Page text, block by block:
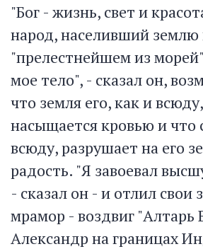
"Бог - жизнь, свет и
народ, населивший землю
"прелестнейшем из
мое тело", - сказал он,
что земля его, как и
насыщается кровью и что
всюду, разрушает на его
радость. "Я завоевал
- сказал он - и отлил свои
мрамор - воздвиг "Алтарь
Александр на границах